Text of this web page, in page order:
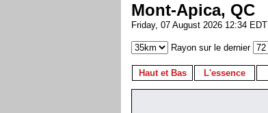
Mont-Apica, QC
Friday, 07 August 2026 12:34 EDT
Rayon sur le dernier
Haut et Bas L'essence